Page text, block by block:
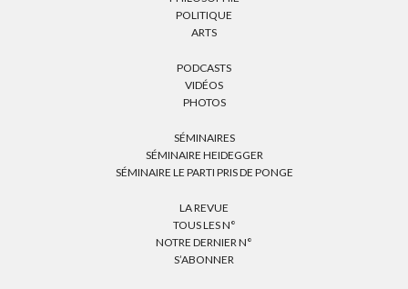
POLITIQUE
ARTS
PODCASTS
VIDÉOS
PHOTOS
SÉMINAIRES
SÉMINAIRE HEIDEGGER
SÉMINAIRE LE PARTI PRIS DE PONGE
LA REVUE
TOUS LES N°
NOTRE DERNIER N°
S’ABONNER